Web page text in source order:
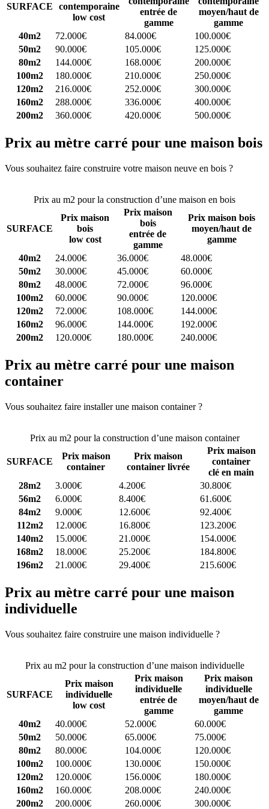
SURFACE
contemporaine
low cost
entrée de
gamme
moyen/haut de
gamme
40m2
72.000€ 84.000€
100.000€
50m2
90.000€ 105.000€
125.000€
80m2
144.000€ 168.000€
200.000€
100m2
180.000€ 210.000€
250.000€
120m2
216.000€ 252.000€
300.000€
160m2
288.000€ 336.000€
400.000€
200m2
360.000€ 420.000€ 500.000€
Prix au mètre carré pour une maison bois
Vous souhaitez faire construire votre maison neuve en bois ?
Prix au m2 pour la construction d’une maison en bois
SURFACE
Prix maison
bois
low cost
Prix maison
bois
entrée de
gamme
Prix maison bois
moyen/haut de
gamme
40m2
24.000€ 36.000€
48.000€
50m2
30.000€ 45.000€
60.000€
80m2
48.000€ 72.000€
96.000€
100m2
60.000€ 90.000€
120.000€
120m2
72.000€ 108.000€
144.000€
160m2
96.000€ 144.000€
192.000€
200m2
120.000€ 180.000€ 240.000€
Prix au mètre carré pour une maison
container
Vous souhaitez faire installer une maison container ?
Prix au m2 pour la construction d’une maison container
SURFACE
Prix maison
container
Prix maison
container livrée
Prix maison
container
clé en main
28m2
3.000€ 4.200€
30.800€
56m2
6.000€ 8.400€
61.600€
84m2
9.000€ 12.600€
92.400€
112m2
12.000€ 16.800€
123.200€
140m2
15.000€ 21.000€
154.000€
168m2
18.000€ 25.200€
184.800€
196m2
21.000€ 29.400€ 215.600€
Prix au mètre carré pour une maison
individuelle
Vous souhaitez faire construire une maison individuelle ?
Prix au m2 pour la construction d’une maison individuelle
SURFACE
Prix maison
individuelle
low cost
Prix maison
individuelle
entrée de
gamme
Prix maison
individuelle
moyen/haut de
gamme
40m2
40.000€ 52.000€
60.000€
50m2
50.000€ 65.000€
75.000€
80m2
80.000€ 104.000€
120.000€
100m2
100.000€ 130.000€
150.000€
120m2
120.000€ 156.000€
180.000€
160m2
160.000€ 208.000€
240.000€
200m2
200.000€ 260.000€ 300.000€